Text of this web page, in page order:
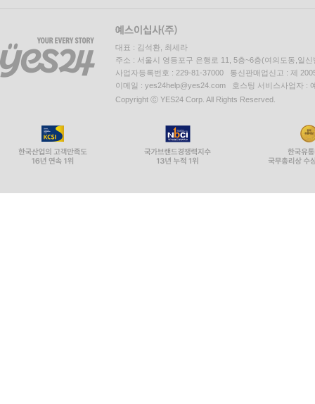
대표 : 김석환, 최세라
주소 : 서울시 영등포구 은행로 11, 5층~6층(여의도동,일신
사업자등록번호 : 229-81-37000 통신판매업신고 : 제
이메일 : yes24help@yes24.com 호스팅 서비스사업자 :
Copyright ⓒ YES24 Corp. All Rights Reserved.